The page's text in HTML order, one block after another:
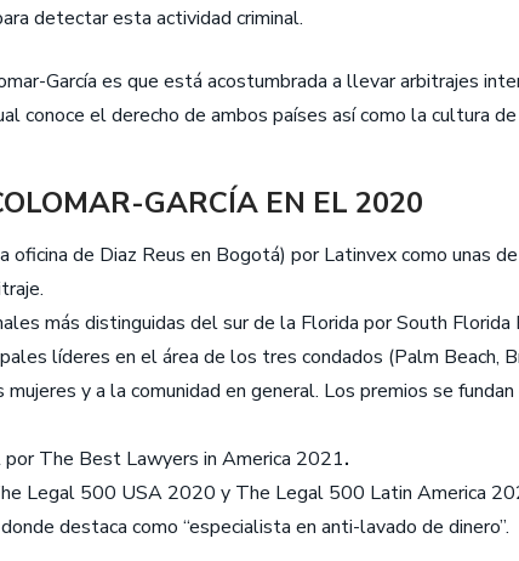
detectar esta actividad criminal.
García es que está acostumbrada a llevar arbitrajes
conoce el derecho de ambos países así como la cultura
GARCÍA EN EL 2020
oficina de Diaz Reus en Bogotá) por Latinvex como unas
más distinguidas del sur de la Florida por South
líderes en el área de los tres condados (Palm Beach,
y a la comunidad en general. Los premios se
por The Best Lawyers in America 2021.
Legal 500 USA 2020 y The Legal 500 Latin America
destaca como “especialista en anti-lavado de dinero”.